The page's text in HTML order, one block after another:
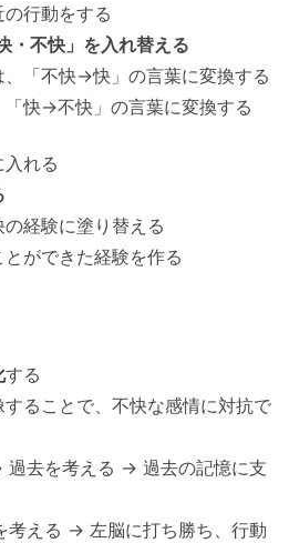
行動をする
・不快」を入れ替える
「不快→快」の言葉に変換する
快→不快」の言葉に変換する
入れる
経験に塗り替える
ができた経験を作る
する
ることで、不快な感情に対抗で
去を考える → 過去の記憶に支
える → 左脳に打ち勝ち、行動